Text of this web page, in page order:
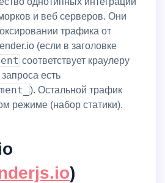
и веб серверов. Они
трафика от
(если в заголовке
соответствует краулеру
есть
). Остальной трафик
режиме (набор статики).
)